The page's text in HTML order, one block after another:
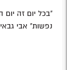
Twitter
"בכל יום זה
נפשות" אבי